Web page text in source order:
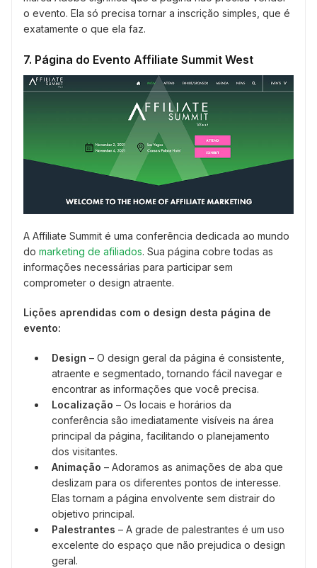
o evento. Ela só precisa tornar a inscrição simples, que é
exatamente o que ela faz.
7. Página do Evento Affiliate Summit West
A Affiliate Summit é uma conferência dedicada ao mundo
do marketing de afiliados. Sua página cobre todas as
informações necessárias para participar sem
comprometer o design atraente.
Lições aprendidas com o design desta página de
evento:
Design – O design geral da página é consistente,
atraente e segmentado, tornando fácil navegar e
encontrar as informações que você precisa.
Localização – Os locais e horários da
conferência são imediatamente visíveis na área
principal da página, facilitando o planejamento
dos visitantes.
Animação – Adoramos as animações de aba que
deslizam para os diferentes pontos de interesse.
Elas tornam a página envolvente sem distrair do
objetivo principal.
Palestrantes – A grade de palestrantes é um uso
excelente do espaço que não prejudica o design
geral.